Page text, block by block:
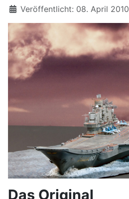
Details
Veröffentlicht: 08. April 2010
Das Original